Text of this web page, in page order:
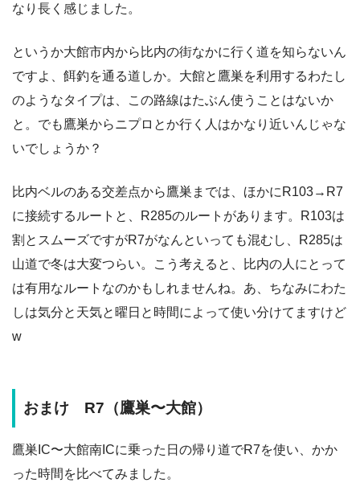
なり長く感じました。
というか大館市内から比内の街なかに行く道を知らないん
ですよ、餌釣を通る道しか。大館と鷹巣を利用するわたし
のようなタイプは、この路線はたぶん使うことはないか
と。でも鷹巣からニプロとか行く人はかなり近いんじゃな
いでしょうか？
比内ベルのある交差点から鷹巣までは、ほかにR103→R7
に接続するルートと、R285のルートがあります。R103は
割とスムーズですがR7がなんといっても混むし、R285は
山道で冬は大変つらい。こう考えると、比内の人にとって
は有用なルートなのかもしれませんね。あ、ちなみにわた
しは気分と天気と曜日と時間によって使い分けてますけど
w
おまけ R7（鷹巣〜大館）
鷹巣IC〜大館南ICに乗った日の帰り道でR7を使い、かか
った時間を比べてみました。